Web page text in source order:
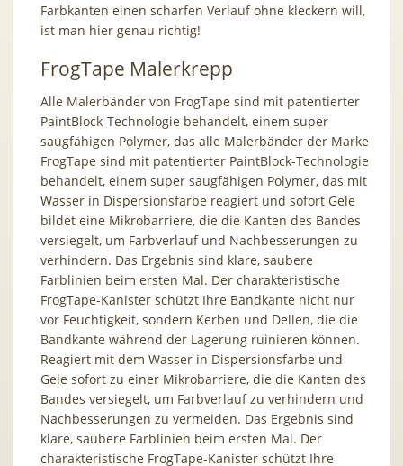
Farbkanten einen scharfen Verlauf ohne kleckern will,
ist man hier genau richtig!
FrogTape Malerkrepp
Alle Malerbänder von FrogTape sind mit patentierter
PaintBlock-Technologie behandelt, einem super
saugfähigen Polymer, das alle Malerbänder der Marke
FrogTape sind mit patentierter PaintBlock-Technologie
behandelt, einem super saugfähigen Polymer, das mit
Wasser in Dispersionsfarbe reagiert und sofort Gele
bildet eine Mikrobarriere, die die Kanten des Bandes
versiegelt, um Farbverlauf und Nachbesserungen zu
verhindern. Das Ergebnis sind klare, saubere
Farblinien beim ersten Mal. Der charakteristische
FrogTape-Kanister schützt Ihre Bandkante nicht nur
vor Feuchtigkeit, sondern Kerben und Dellen, die die
Bandkante während der Lagerung ruinieren können.
Reagiert mit dem Wasser in Dispersionsfarbe und
Gele sofort zu einer Mikrobarriere, die die Kanten des
Bandes versiegelt, um Farbverlauf zu verhindern und
Nachbesserungen zu vermeiden. Das Ergebnis sind
klare, saubere Farblinien beim ersten Mal. Der
charakteristische FrogTape-Kanister schützt Ihre